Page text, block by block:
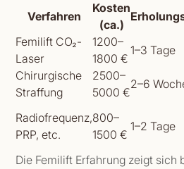
Verfahren
Kosten
(ca.)
Femilift CO₂-
Laser
1200–
1800 €
1–3 Tage
Chirurgische
Straffung
2500–
5000 €
2–6
Radiofrequenz,
PRP, etc.
800–
1500 €
1–2 Tage
Die Femilift Erfahrung zeigt sich